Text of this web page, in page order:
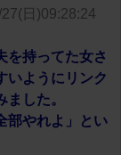
日)09:28:24
を持ってた女さ
いようにリンク
した。
部やれよ」とい